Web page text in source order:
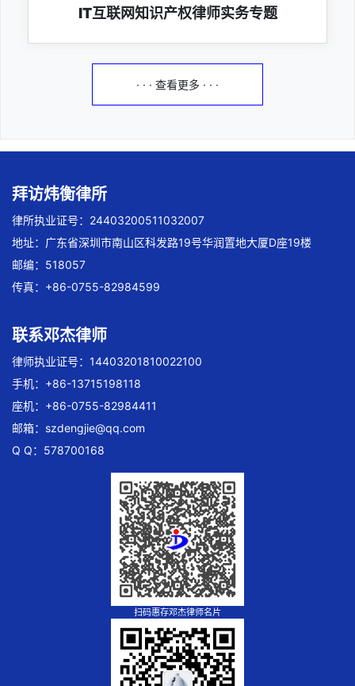
IT互联网知识产权律师实务专题
· · · 查看更多 · · ·
拜访炜衡律所
律所执业证号：24403200511032007
地址：广东省深圳市南山区科发路19号华润置地大厦D座19楼
邮编：518057
传真：+86-0755-82984599
联系邓杰律师
律师执业证号：14403201810022100
手机：+86-13715198118
座机：+86-0755-82984411
邮箱： szdengjie@qq.com
Q Q：578700168
扫码惠存邓杰律师名片